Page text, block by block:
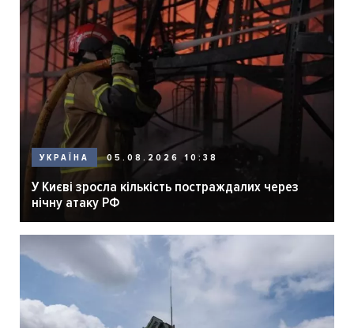
УКРАЇНА 05.08.2026 10:38
У Києві зросла кількість постраждалих через
нічну атаку РФ